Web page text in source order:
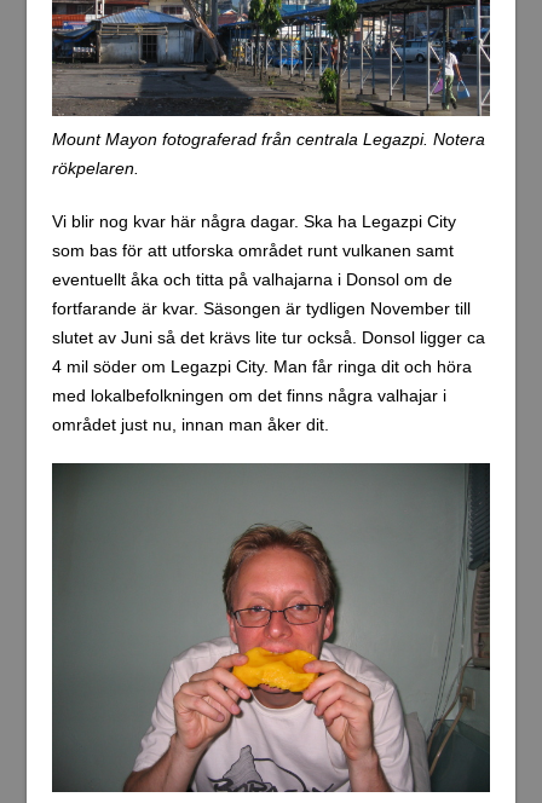
Mount Mayon fotograferad från centrala Legazpi. Notera
rökpelaren.
Vi blir nog kvar här några dagar. Ska ha Legazpi City
som bas för att utforska området runt vulkanen samt
eventuellt åka och titta på valhajarna i Donsol om de
fortfarande är kvar. Säsongen är tydligen November till
slutet av Juni så det krävs lite tur också. Donsol ligger ca
4 mil söder om Legazpi City. Man får ringa dit och höra
med lokalbefolkningen om det finns några valhajar i
området just nu, innan man åker dit.